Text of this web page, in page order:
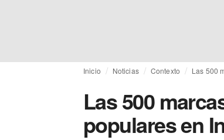
Inicio Noticias Contexto Las 500
Las 500
populares en